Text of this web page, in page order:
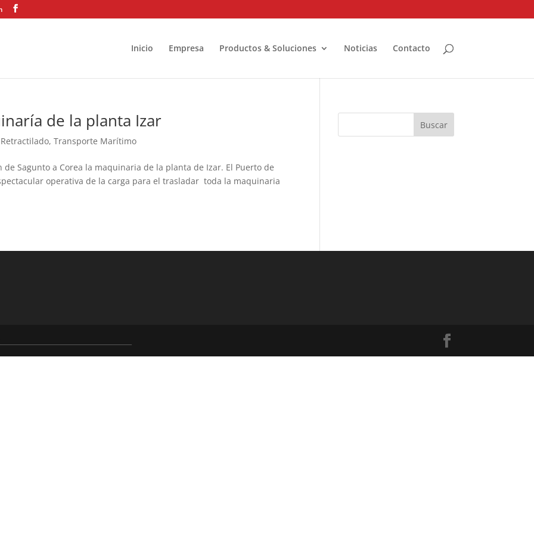
Inicio Empresa Productos & Soluciones Noticias Contacto
de la planta Izar
Retractilado,Transporte Marítimo
Sagunto a Corea la maquinaria de la planta de Izar. El Puerto de
operativa de la carga para el trasladar toda la maquinaria